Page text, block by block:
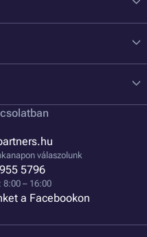
válaszolunk
5796
8:00 – 16:00
a Facebookon